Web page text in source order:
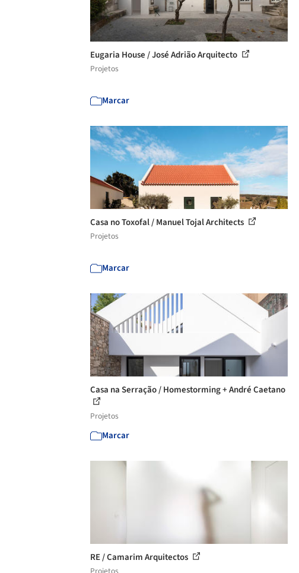
Eugaria House / José Adrião Arquitecto
Projetos
Marcar
Casa no Toxofal / Manuel Tojal Architects
Projetos
Marcar
Casa na Serração / Homestorming + André Caetano
Projetos
Marcar
RE / Camarim Arquitectos